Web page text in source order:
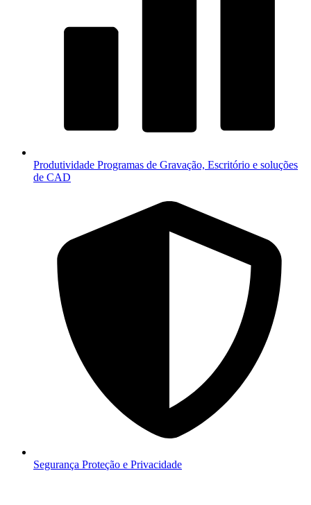
Produtividade Programas de Gravação, Escritório e soluções
de CAD
Segurança Proteção e Privacidade